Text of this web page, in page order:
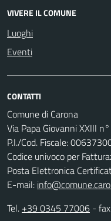
VIVERE IL COMUNE
Luoghi
Eventi
CONTATTI
Comune di Carona
Via Papa Giovanni XXIII
P.I./Cod. Fiscale:
Codice univoco per
Posta Elettronica
E-mail:
Tel. +39 0345 77006 -